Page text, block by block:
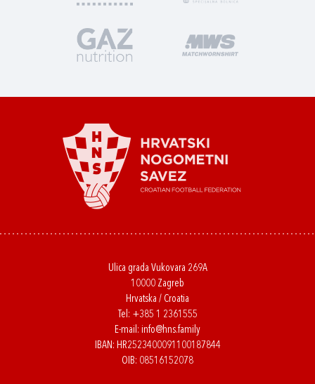
Ulica grada Vukovara 269A
10000 Zagreb
Hrvatska / Croatia
Tel: +385 1 2361555
E-mail: info@hns.family
IBAN: HR2523400091100187844
OIB: 08516152078